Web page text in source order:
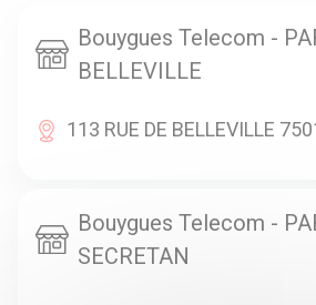
Bouygues Telecom -
BELLEVILLE
113 RUE DE BELLEVILLE
Bouygues Telecom -
SECRETAN